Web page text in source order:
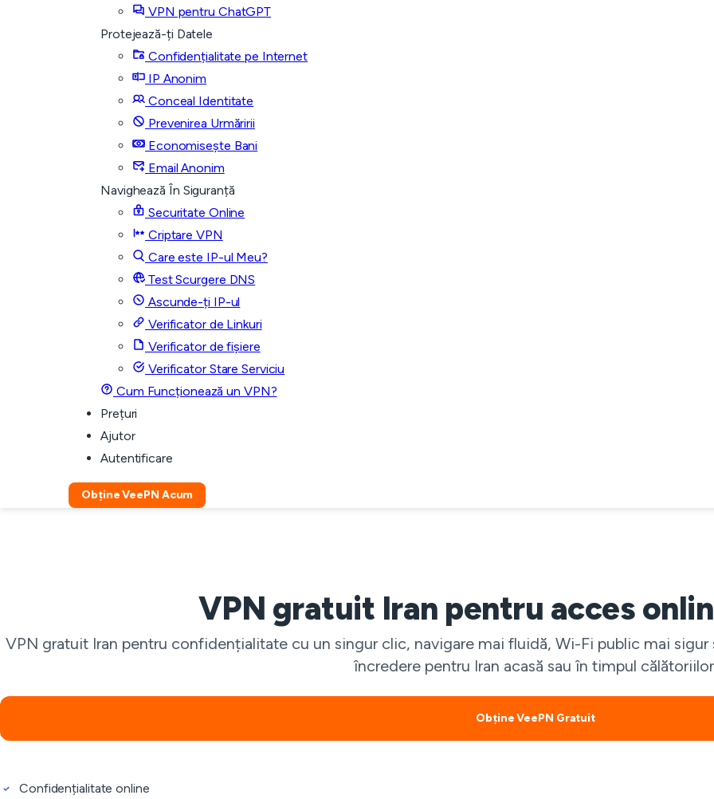
VPN pentru ChatGPT
Protejează-ți Datele
Confidențialitate pe Internet
IP Anonim
Conceal Identitate
Prevenirea Urmăririi
Economisește Bani
Email Anonim
Navighează În Siguranță
Securitate Online
Criptare VPN
Care este IP-ul Meu?
Test Scurgere DNS
Ascunde-ți IP-ul
Verificator de Linkuri
Verificator de fișiere
Verificator Stare Serviciu
Cum Funcționează un VPN?
Prețuri
Ajutor
Autentificare
Obține VeePN Acum
VPN gratuit Iran pentru acces
VPN gratuit Iran pentru confidențialitate cu un singur clic, navigare mai fluidă, Wi-Fi public mai
încredere pentru Iran acasă sau în timpul
Obține VeePN Gratuit
Confidențialitate online